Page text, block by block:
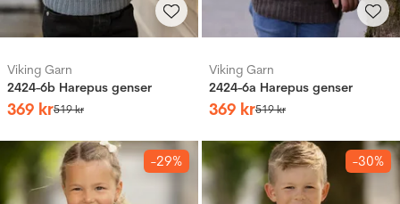
Viking Garn
2424-6b Harepus genser
369 kr519kr
Viking Garn
2424-6a Harepus genser
369 kr519kr
-29% -30%